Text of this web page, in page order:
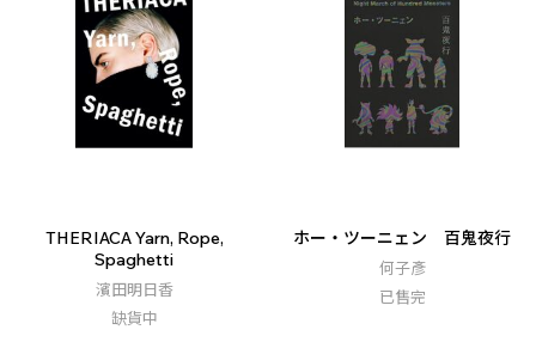
THERIACA Yarn, Rope,
Spaghetti
濱田明日香
缺貨中
ホー・ツーニェン 百鬼夜行
何子彥
已售完